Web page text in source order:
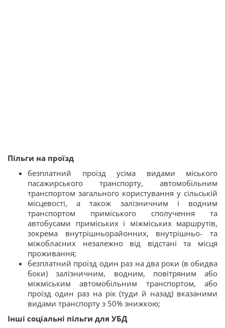
Пільги на проїзд
безплатний проїзд усіма видами міського
пасажирського транспорту, автомобільним
транспортом загального користування у сільській
місцевості, а також залізничним і водним
транспортом приміського сполучення та
автобусами приміських і міжміських маршрутів,
зокрема внутрішньорайонних, внутрішньо- та
міжобласних незалежно від відстані та місця
проживання;
безплатний проїзд один раз на два роки (в обидва
боки) залізничним, водним, повітряним або
міжміським автомобільним транспортом, або
проїзд один раз на рік (туди й назад) вказаними
видами транспорту з 50% знижкою;
Інші соціальні пільги для УБД